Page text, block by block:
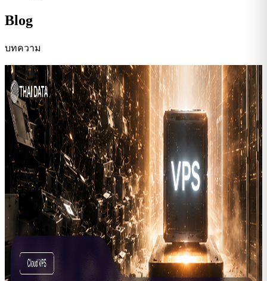
Blog
บทความ